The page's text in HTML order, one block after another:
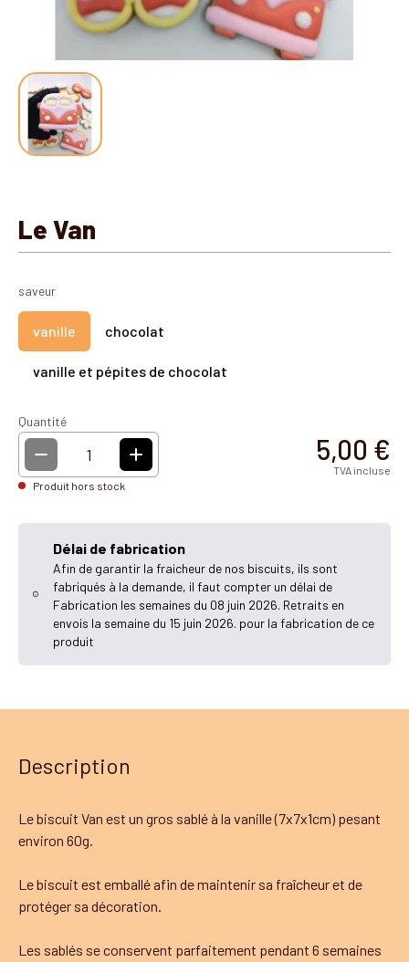
Le Van
saveur
vanille chocolat
vanille et pépites de chocolat
Quantité
1 5,00 €
TVA incluse
Produit hors stock
Délai de fabrication
Afin de garantir la fraicheur de nos biscuits, ils sont
fabriqués à la demande, il faut compter un délai de
Fabrication les semaines du 08 juin 2026. Retraits en
envois la semaine du 15 juin 2026. pour la fabrication de ce
produit
Description
Le biscuit Van est un gros sablé à la vanille (7x7x1cm) pesant
environ 60g.
Le biscuit est emballé afin de maintenir sa fraîcheur et de
protéger sa décoration.
Les sablés se conservent parfaitement pendant 6 semaines